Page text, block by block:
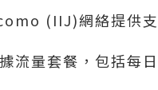
(IIJ)網絡提供
流量套餐，包括每